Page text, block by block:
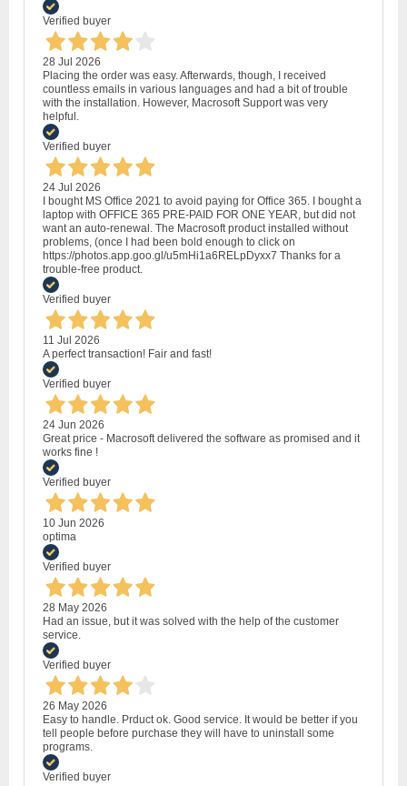
Verified buyer
28 Jul 2026
Placing the order was easy. Afterwards, though, I received
countless emails in various languages and had a bit of trouble
with the installation. However, Macrosoft Support was very
helpful.
Verified buyer
24 Jul 2026
I bought MS Office 2021 to avoid paying for Office 365. I bought a
laptop with OFFICE 365 PRE-PAID FOR ONE YEAR, but did not
want an auto-renewal. The Macrosoft product installed without
problems, (once I had been bold enough to click on
https://photos.app.goo.gl/u5mHi1a6RELpDyxx7 Thanks for a
trouble-free product.
Verified buyer
11 Jul 2026
A perfect transaction! Fair and fast!
Verified buyer
24 Jun 2026
Great price - Macrosoft delivered the software as promised and it
works fine !
Verified buyer
10 Jun 2026
optima
Verified buyer
28 May 2026
Had an issue, but it was solved with the help of the customer
service.
Verified buyer
26 May 2026
Easy to handle. Prduct ok. Good service. It would be better if you
tell people before purchase they will have to uninstall some
programs.
Verified buyer